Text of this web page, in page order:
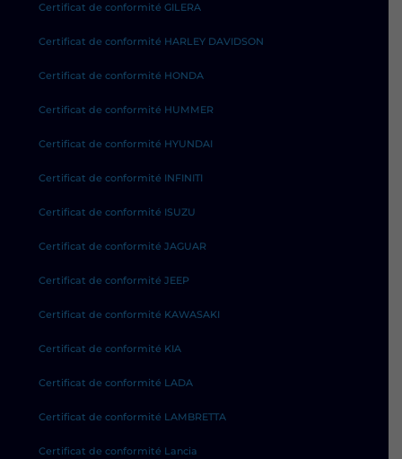
Certificat de conformité GILERA
Certificat de conformité HARLEY DAVIDSON
Certificat de conformité HONDA
Certificat de conformité HUMMER
Certificat de conformité HYUNDAI
Certificat de conformité INFINITI
Certificat de conformité ISUZU
Certificat de conformité JAGUAR
Certificat de conformité JEEP
Certificat de conformité KAWASAKI
Certificat de conformité KIA
Certificat de conformité LADA
Certificat de conformité LAMBRETTA
Certificat de conformité Lancia